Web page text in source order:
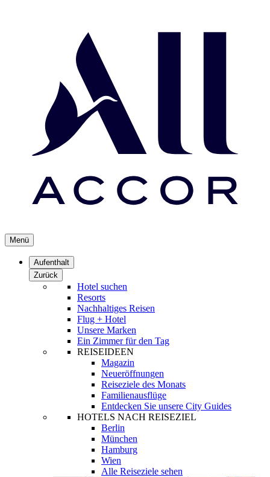
Menü
Aufenthalt
Zurück
Hotel suchen
Resorts
Nachhaltiges Reisen
Flug + Hotel
Unsere Marken
Ein Zimmer für den Tag
REISEIDEEN
Magazin
Neueröffnungen
Reiseziele des Monats
Familienausflüge
Entdecken Sie unsere City Guides
HOTELS NACH REISEZIEL
Berlin
München
Hamburg
Wien
Alle Reiseziele sehen